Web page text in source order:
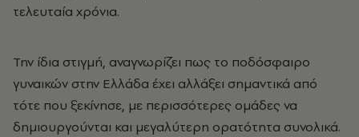
τελευταία χρόνια.
Την ίδια στιγμή, αναγνωρίζει πως το ποδόσφαιρο
γυναικών στην Ελλάδα έχει αλλάξει σημαντικά από
τότε που ξεκίνησε, με περισσότερες ομάδες να
δημιουργούνται και μεγαλύτερη ορατότητα συνολικά.